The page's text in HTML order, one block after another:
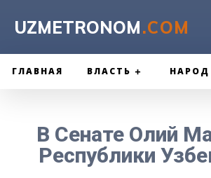
UZMETRONOM.COM
ГЛАВНАЯ ВЛАСТЬ НАРОД
В Сенате Олий
Республики